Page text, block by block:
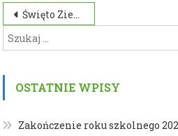
Nawigacja
wpisu
Święto Ziemi
OSTATNIE WPISY
Zakończenie roku szkolnego